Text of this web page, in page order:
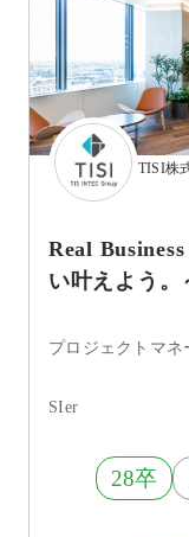
TISI株
Real
い叶えよう。
SIer
28卒